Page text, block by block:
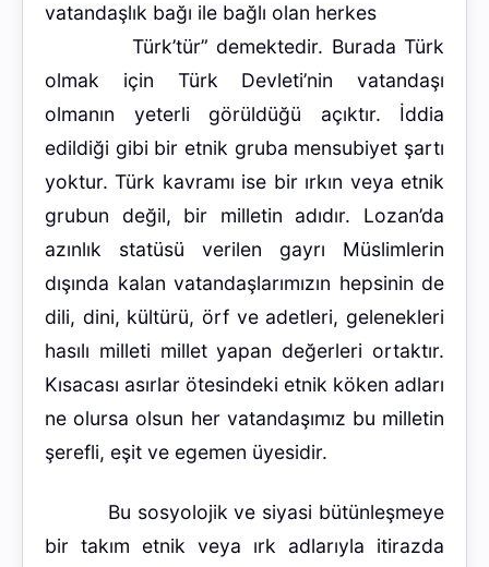
vatandaşlık bağı ile bağlı olan herkes
Türk’tür” demektedir. Burada Türk
olmak için Türk Devleti’nin vatandaşı
olmanın yeterli görüldüğü açıktır. İddia
edildiği gibi bir etnik gruba mensubiyet şartı
yoktur. Türk kavramı ise bir ırkın veya etnik
grubun değil, bir milletin adıdır. Lozan’da
azınlık statüsü verilen gayrı Müslimlerin
dışında kalan vatandaşlarımızın hepsinin de
dili, dini, kültürü, örf ve adetleri, gelenekleri
hasılı milleti millet yapan değerleri ortaktır.
Kısacası asırlar ötesindeki etnik köken adları
ne olursa olsun her vatandaşımız bu milletin
şerefli, eşit ve egemen üyesidir.
Bu sosyolojik ve siyasi bütünleşmeye
bir takım etnik veya ırk adlarıyla itirazda